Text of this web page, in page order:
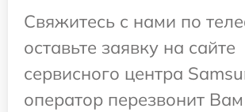
Свяжитесь с нами по
оставьте заявку на сайте
сервисного центра
оператор перезвонит